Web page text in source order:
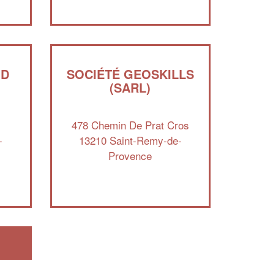
SOCIÉTÉ GEOSKILLS
(SARL)
478 Chemin De Prat Cros
13210 Saint-Remy-de-
Provence
vosmargestout en gagnant de
nouveaux clients!
En savoir plus